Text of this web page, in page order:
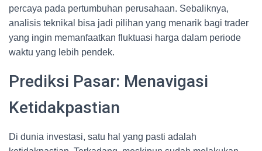
percaya pada pertumbuhan perusahaan. Sebaliknya,
analisis teknikal bisa jadi pilihan yang menarik bagi trader
yang ingin memanfaatkan fluktuasi harga dalam periode
waktu yang lebih pendek.
Prediksi Pasar: Menavigasi
Ketidakpastian
Di dunia investasi, satu hal yang pasti adalah